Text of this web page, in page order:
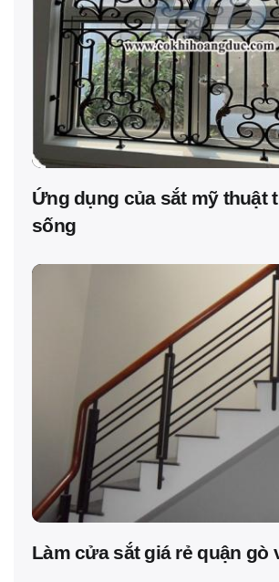
Ứng dụng của sắt mỹ thuật
sống
Làm cửa sắt giá rẻ quận gò